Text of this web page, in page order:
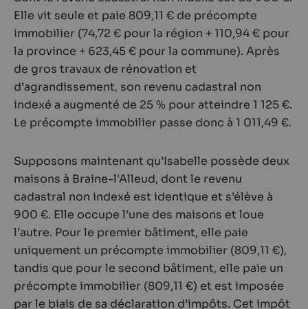
Elle vit seule et paie 809,11 € de précompte
immobilier (74,72 € pour la région + 110,94 € pour
la province + 623,45 € pour la commune). Après
de gros travaux de rénovation et
d’agrandissement, son revenu cadastral non
indexé a augmenté de 25 % pour atteindre 1 125 €.
Le précompte immobilier passe donc à 1 011,49 €.
Supposons maintenant qu’Isabelle possède deux
maisons à Braine-l'Alleud, dont le revenu
cadastral non indexé est identique et s’élève à
900 €. Elle occupe l’une des maisons et loue
l’autre. Pour le premier bâtiment, elle paie
uniquement un précompte immobilier (809,11 €),
tandis que pour le second bâtiment, elle paie un
précompte immobilier (809,11 €) et est imposée
par le biais de sa déclaration d’impôts. Cet impôt